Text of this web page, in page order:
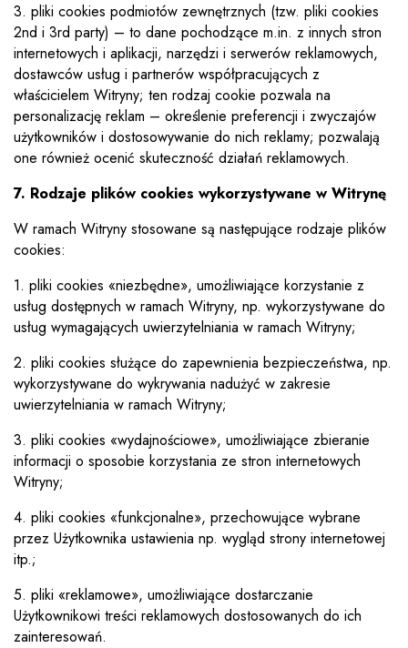
3. pliki cookies podmiotów zewnętrznych (tzw. pliki cookies
2nd i 3rd party) – to dane pochodzące m.in. z innych stron
internetowych i aplikacji, narzędzi i serwerów reklamowych,
dostawców usług i partnerów współpracujących z
właścicielem Witryny; ten rodzaj cookie pozwala na
personalizację reklam – określenie preferencji i zwyczajów
użytkowników i dostosowywanie do nich reklamy; pozwalają
one również ocenić skuteczność działań reklamowych.
7. Rodzaje plików cookies wykorzystywane w Witrynę
W ramach Witryny stosowane są następujące rodzaje plików
cookies:
1. pliki cookies «niezbędne», umożliwiające korzystanie z
usług dostępnych w ramach Witryny, np. wykorzystywane do
usług wymagających uwierzytelniania w ramach Witryny;
2. pliki cookies służące do zapewnienia bezpieczeństwa, np.
wykorzystywane do wykrywania nadużyć w zakresie
uwierzytelniania w ramach Witryny;
3. pliki cookies «wydajnościowe», umożliwiające zbieranie
informacji o sposobie korzystania ze stron internetowych
Witryny;
4. pliki cookies «funkcjonalne», przechowujące wybrane
przez Użytkownika ustawienia np. wygląd strony internetowej
itp.;
5. pliki «reklamowe», umożliwiające dostarczanie
Użytkownikowi treści reklamowych dostosowanych do ich
zainteresowań.